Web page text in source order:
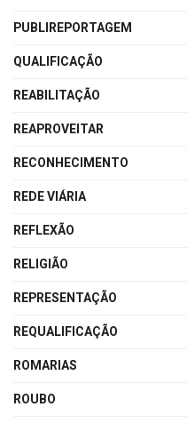
PUBLIREPORTAGEM
QUALIFICAÇÃO
REABILITAÇÃO
REAPROVEITAR
RECONHECIMENTO
REDE VIÁRIA
REFLEXÃO
RELIGIÃO
REPRESENTAÇÃO
REQUALIFICAÇÃO
ROMARIAS
ROUBO